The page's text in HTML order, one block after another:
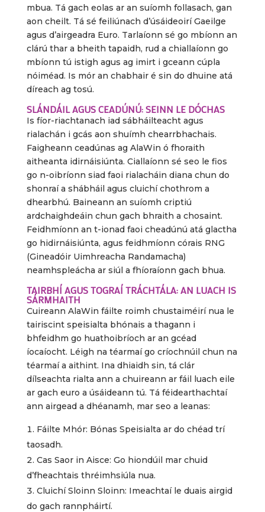
mbua. Tá gach eolas ar an suíomh follasach, gan
aon cheilt. Tá sé feiliúnach d’úsáideoirí Gaeilge
agus d’airgeadra Euro. Tarlaíonn sé go mbíonn an
clárú thar a bheith tapaidh, rud a chiallaíonn go
mbíonn tú istigh agus ag imirt i gceann cúpla
nóiméad. Is mór an chabhair é sin do dhuine atá
díreach ag tosú.
SLÁNDÁIL AGUS CEADÚNÚ: SEINN LE DÓCHAS
Is fíor-riachtanach iad sábháilteacht agus
rialachán i gcás aon shuímh chearrbhachais.
Faigheann ceadúnas ag AlaWin ó fhoraith
aitheanta idirnáisiúnta. Ciallaíonn sé seo le fios
go n-oibríonn siad faoi rialacháin diana chun do
shonraí a shábháil agus cluichí chothrom a
dhearbhú. Baineann an suíomh criptiú
ardchaighdeáin chun gach bhraith a chosaint.
Feidhmíonn an t-ionad faoi cheadúnú atá glactha
go hidirnáisiúnta, agus feidhmíonn córais RNG
(Gineadóir Uimhreacha Randamacha)
neamhspleácha ar siúl a fhíoraíonn gach bhua.
TAIRBHÍ AGUS TOGRAÍ TRÁCHTÁLA: AN LUACH IS
SÁRMHAITH
Cuireann AlaWin fáilte roimh chustaiméirí nua le
tairiscint speisialta bhónais a thagann i
bhfeidhm go huathoibríoch ar an gcéad
íocaíocht. Léigh na téarmaí go críochnúil chun na
téarmaí a aithint. Ina dhiaidh sin, tá clár
dílseachta rialta ann a chuireann ar fáil luach eile
ar gach euro a úsáideann tú. Tá féidearthachtaí
ann airgead a dhéanamh, mar seo a leanas:
Fáilte Mhór: Bónas Speisialta ar do chéad trí
taosadh.
Cas Saor in Aisce: Go hiondúil mar chuid
d’fheachtais thréimhsiúla nua.
Cluichí Sloinn Sloinn: Imeachtaí le duais airgid
do gach rannpháirtí.